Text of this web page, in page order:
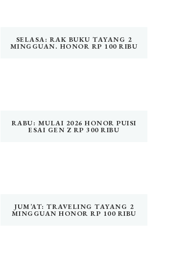
SELASA: RAK BUKU TAYANG 2
MINGGUAN. HONOR RP 100 RIBU
RABU: MULAI 2026 HONOR PUISI
ESAI GEN Z RP 300 RIBU
JUM’AT: TRAVELING TAYANG 2
MINGGUAN HONOR RP 100 RIBU